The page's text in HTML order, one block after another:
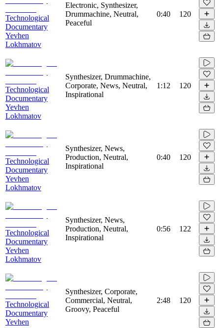
Technological
Documentary
Yevhen
Lokhmatov
Electronic, Synthesizer,
Drummachine, Neutral,
Peaceful
0:40 120
Technological
Documentary
Yevhen
Lokhmatov
Synthesizer, Drummachine,
Corporate, News, Neutral,
Inspirational
1:12 120
Technological
Documentary
Yevhen
Lokhmatov
Synthesizer, News,
Production, Neutral,
Inspirational
0:40 120
Technological
Documentary
Yevhen
Lokhmatov
Synthesizer, News,
Production, Neutral,
Inspirational
0:56 122
Technological
Documentary
Yevhen
Synthesizer, Corporate,
Commercial, Neutral,
Groovy, Peaceful
2:48 120